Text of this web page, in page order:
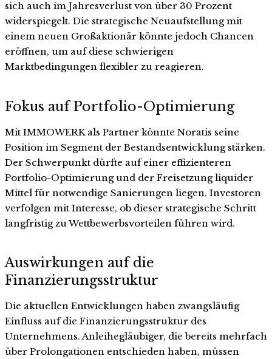
sich auch im Jahresverlust von über 30 Prozent
widerspiegelt. Die strategische Neuaufstellung mit
einem neuen Großaktionär könnte jedoch Chancen
eröffnen, um auf diese schwierigen
Marktbedingungen flexibler zu reagieren.
Fokus auf Portfolio-Optimierung
Mit IMMOWERK als Partner könnte Noratis seine
Position im Segment der Bestandsentwicklung stärken.
Der Schwerpunkt dürfte auf einer effizienteren
Portfolio-Optimierung und der Freisetzung liquider
Mittel für notwendige Sanierungen liegen. Investoren
verfolgen mit Interesse, ob dieser strategische Schritt
langfristig zu Wettbewerbsvorteilen führen wird.
Auswirkungen auf die
Finanzierungsstruktur
Die aktuellen Entwicklungen haben zwangsläufig
Einfluss auf die Finanzierungsstruktur des
Unternehmens. Anleihegläubiger, die bereits mehrfach
über Prolongationen entschieden haben, müssen